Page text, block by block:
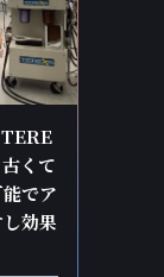
くて
でア
効果